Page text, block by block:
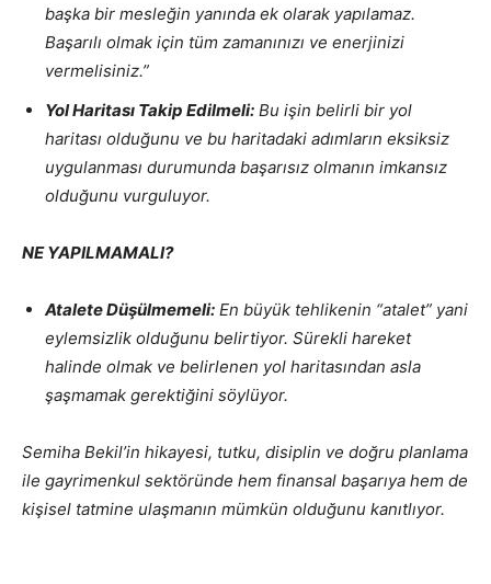
başka bir mesleğin yanında ek olarak yapılamaz.
Başarılı olmak için tüm zamanınızı ve enerjinizi
vermelisiniz.”
Yol Haritası Takip Edilmeli: Bu işin belirli bir yol
haritası olduğunu ve bu haritadaki adımların eksiksiz
uygulanması durumunda başarısız olmanın imkansız
olduğunu vurguluyor.
NE YAPILMAMALI?
Atalete Düşülmemeli: En büyük tehlikenin “atalet” yani
eylemsizlik olduğunu belirtiyor. Sürekli hareket
halinde olmak ve belirlenen yol haritasından asla
şaşmamak gerektiğini söylüyor.
Semiha Bekil’in hikayesi, tutku, disiplin ve doğru planlama
ile gayrimenkul sektöründe hem finansal başarıya hem de
kişisel tatmine ulaşmanın mümkün olduğunu kanıtlıyor.